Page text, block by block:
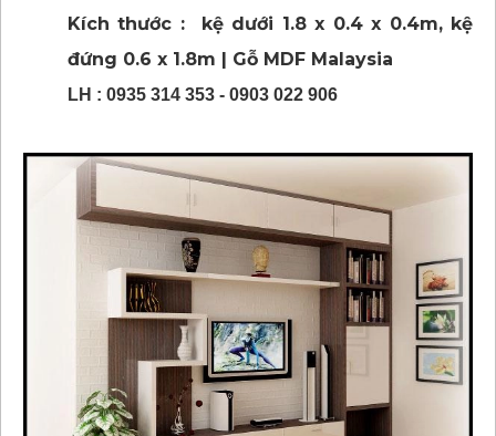
Kích thước : kệ dưới 1.8 x 0.4 x 0.4m, kệ
đứng 0.6 x 1.8m | Gỗ MDF Malaysia
LH : 0935 314 353 - 0903 022 906